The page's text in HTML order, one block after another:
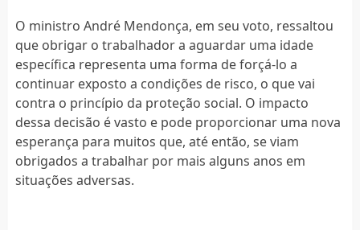
O ministro André Mendonça, em seu voto, ressaltou
que obrigar o trabalhador a aguardar uma idade
específica representa uma forma de forçá-lo a
continuar exposto a condições de risco, o que vai
contra o princípio da proteção social. O impacto
dessa decisão é vasto e pode proporcionar uma nova
esperança para muitos que, até então, se viam
obrigados a trabalhar por mais alguns anos em
situações adversas.